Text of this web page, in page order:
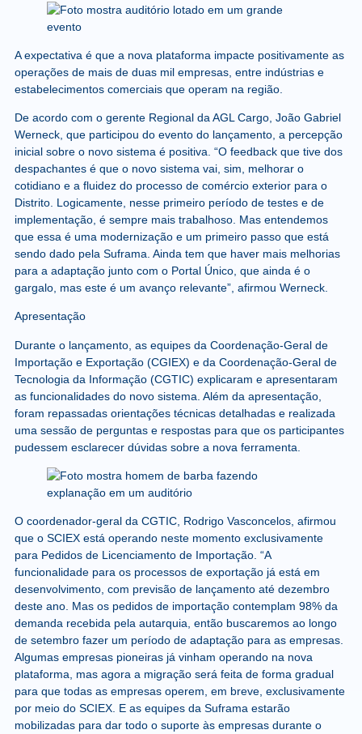
A expectativa é que a nova plataforma impacte positivamente as
operações de mais de duas mil empresas, entre indústrias e
estabelecimentos comerciais que operam na região.
De acordo com o gerente Regional da AGL Cargo, João Gabriel
Werneck, que participou do evento do lançamento, a percepção
inicial sobre o novo sistema é positiva. “O feedback que tive dos
despachantes é que o novo sistema vai, sim, melhorar o
cotidiano e a fluidez do processo de comércio exterior para o
Distrito. Logicamente, nesse primeiro período de testes e de
implementação, é sempre mais trabalhoso. Mas entendemos
que essa é uma modernização e um primeiro passo que está
sendo dado pela Suframa. Ainda tem que haver mais melhorias
para a adaptação junto com o Portal Único, que ainda é o
gargalo, mas este é um avanço relevante”, afirmou Werneck.
Apresentação
Durante o lançamento, as equipes da Coordenação-Geral de
Importação e Exportação (CGIEX) e da Coordenação-Geral de
Tecnologia da Informação (CGTIC) explicaram e apresentaram
as funcionalidades do novo sistema. Além da apresentação,
foram repassadas orientações técnicas detalhadas e realizada
uma sessão de perguntas e respostas para que os participantes
pudessem esclarecer dúvidas sobre a nova ferramenta.
O coordenador-geral da CGTIC, Rodrigo Vasconcelos, afirmou
que o SCIEX está operando neste momento exclusivamente
para Pedidos de Licenciamento de Importação. “A
funcionalidade para os processos de exportação já está em
desenvolvimento, com previsão de lançamento até dezembro
deste ano. Mas os pedidos de importação contemplam 98% da
demanda recebida pela autarquia, então buscaremos ao longo
de setembro fazer um período de adaptação para as empresas.
Algumas empresas pioneiras já vinham operando na nova
plataforma, mas agora a migração será feita de forma gradual
para que todas as empresas operem, em breve, exclusivamente
por meio do SCIEX. E as equipes da Suframa estarão
mobilizadas para dar todo o suporte às empresas durante o